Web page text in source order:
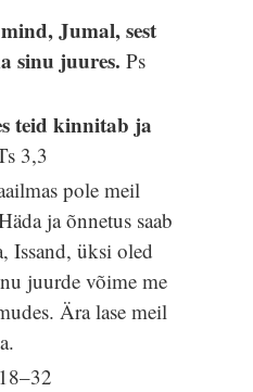
Jumal, sest
sinu juures.Ps
teid kinnitab ja
3,3
pole meil
ja õnnetus saab
Issand, üksi oled
juurde võime me
Ära lase meil